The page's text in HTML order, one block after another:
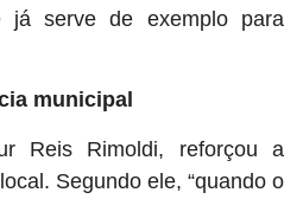
já serve de exemplo para
municipal
Reis Rimoldi, reforçou a
Segundo ele, “quando o